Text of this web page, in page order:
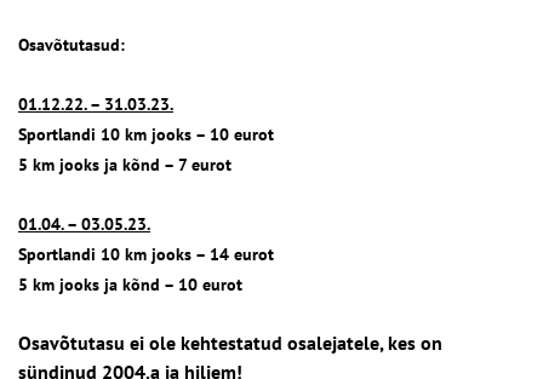
Osavõtutasud:
01.12.22. – 31.03.23.
Sportlandi 10 km jooks – 10 eurot
5 km jooks ja kõnd – 7 eurot
01.04. – 03.05.23.
Sportlandi 10 km jooks – 14 eurot
5 km jooks ja kõnd – 10 eurot
Osavõtutasu ei ole kehtestatud osalejatele, kes on
sündinud 2004.a ja hiljem!